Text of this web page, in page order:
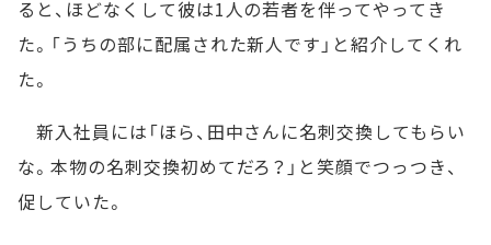
ると、ほどなくして彼は1人の若者を伴ってやってき
た。「うちの部に配属された新人です」と紹介してくれ
た。
新入社員には「ほら、田中さんに名刺交換してもらい
な。本物の名刺交換初めてだろ？」と笑顔でつっつき、
促していた。